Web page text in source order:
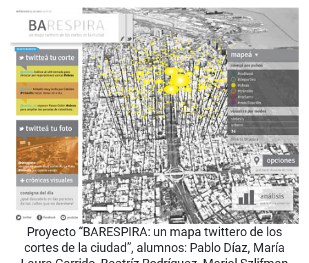
Proyecto “BARESPIRA: un mapa twittero de los
cortes de la ciudad”, alumnos: Pablo Díaz, María